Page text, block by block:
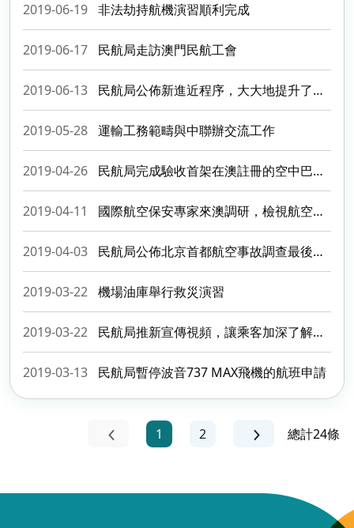
2019-06-19 非法劫持航機演習順利完成
2019-06-17 民航局走訪澳門民航工會
2019-06-13 民航局公佈新進近程序，大大地提升了於16號跑道降落的營運安全和效率
2019-05-28 運輸工務範疇與中聯辦交流工作
2019-04-26 民航局完成驗收首架在澳註冊的空中巴士A320neo飛機
2019-04-11 國際航空保安專家來澳調研，檢視航空托運行李的安檢政策和直通快線設施
2019-04-03 民航局公佈北京首都航空事故調查最後報告
2019-03-22 機場油庫舉行救災演習
2019-03-22 民航局推新宣傳視頻，讓乘客加深了解航空法規和行業營運
2019-03-13 民航局暫停波音737 MAX飛機的航班申請
1 2 總計24條